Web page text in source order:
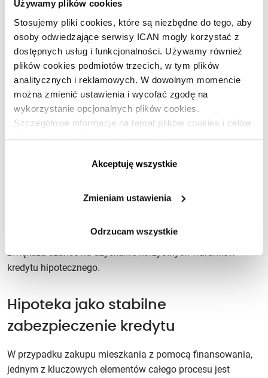
Używamy plików cookies
Stosujemy pliki cookies, które są niezbędne do tego, aby
osoby odwiedzające serwisy ICAN mogły korzystać z
dostępnych usług i funkcjonalności. Używamy również
plików cookies podmiotów trzecich, w tym plików
analitycznych i reklamowych. W dowolnym momencie
można zmienić ustawienia i wycofać zgodę na
wykorzystanie opcjonalnych plików cookies.
Szczegółowe informacje na temat plików cookies i celów
ich stosowania dostępne są na stronie
Akceptuję wszystkie
Zmieniam ustawienia
Odrzucam wszystkie
umowy.
Jak poprawić zdolność kredytową?
Aby poprawić zdolność kredytową przed wzięciem kredytu,
warto zadbać o kilka kluczowych aspektów. Przede
wszystkim warto postarać się zwiększyć regularne dochody
oraz unikać nadmiernych wydatków. Spłata istniejących
także terminowe regulowanie rachunków i rat, co buduje
wielu wniosków kredytowych w krótkim czasie. Poprawie
cudzych zobowiązań. Przygotowanie się z wyprzedzeniem
zwiększa szanse na uzyskanie korzystnych warunków
kredytu hipotecznego.
Hipoteka jako stabilne
zabezpieczenie kredytu
W przypadku zakupu mieszkania z pomocą finansowania,
jednym z kluczowych elementów całego procesu jest